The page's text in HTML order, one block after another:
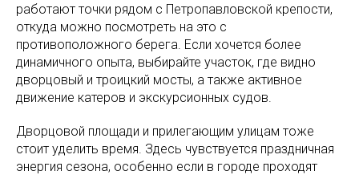
работают точки рядом с Петропавловской крепости,
откуда можно посмотреть на это с
противоположного берега. Если хочется более
динамичного опыта, выбирайте участок, где видно
дворцовый и троицкий мосты, а также активное
движение катеров и экскурсионных судов.
Дворцовой площади и прилегающим улицам тоже
стоит уделить время. Здесь чувствуется праздничная
энергия сезона, особенно если в городе проходят